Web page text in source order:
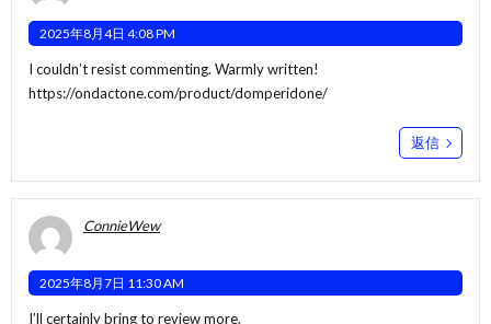
2025年8月4日 4:08 PM
I couldn’t resist commenting. Warmly written!
https://ondactone.com/product/domperidone/
返信
ConnieWew
2025年8月7日 11:30 AM
I’ll certainly bring to review more.